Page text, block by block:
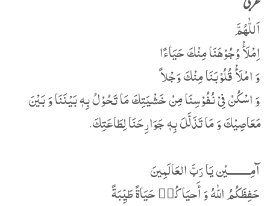
اَللّٰهُمَّ
اِمْلَأْ وُجُوْھَنَا مِنْكَ حَیَاءًا
وَ امْلَأْ قُلُوْبَنَا مِنْكَ وَجْلاً
وَ اسْکُنْ فِیْ نُفُوْسِنَا مِنْ خَشْیَتِكَ مَا تَحُوْلُ بِهٖ بَیْنَنَا وَ بَیْنَ
مَعَاصِیْكَ وَ مَا تَذَلَّلَ بِهٖ جَوَارِحَنَا لِطَاعَتِكَ.
آمِـــــــــيْن يَا رَبَّ العَالَمِينَ
حَفِظَكُمُ اللّٰهُ وَ أَحيَاكُم٘ حَيَاةً طَيِّبَةً